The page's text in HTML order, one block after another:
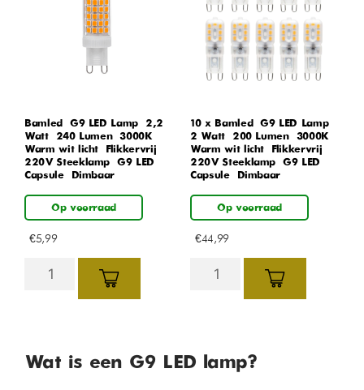
Bamled – G9 LED Lamp – 2,2
Watt – 240 Lumen – 3000K
Warm wit licht – Flikkervrij –
220V Steeklamp – G9 LED
Capsule – Dimbaar
Op voorraad
€5,99
10 x Bamled – G9 LED Lamp –
2 Watt – 200 Lumen – 3000K
Warm wit licht – Flikkervrij –
220V Steeklamp – G9 LED
Capsule – Dimbaar
Op voorraad
€44,99
Wat is een G9 LED lamp?